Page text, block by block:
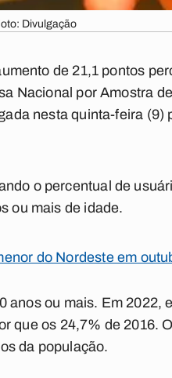
Divulgação
de 21,1 pontos
Nacional por Amostra
nesta quinta-feira (9)
o percentual de
ou mais de idade.
do Nordeste em
anos ou mais. Em 2022,
que os 24,7% de 2016.
da população.